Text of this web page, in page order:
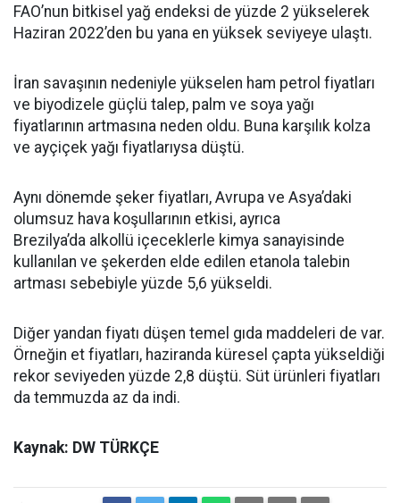
FAO’nun bitkisel yağ endeksi de yüzde 2 yükselerek
Haziran 2022’den bu yana en yüksek seviyeye ulaştı.
İran savaşının nedeniyle yükselen ham petrol fiyatları
ve biyodizele güçlü talep, palm ve soya yağı
fiyatlarının artmasına neden oldu. Buna karşılık kolza
ve ayçiçek yağı fiyatlarıysa düştü.
Aynı dönemde şeker fiyatları, Avrupa ve Asya’daki
olumsuz hava koşullarının etkisi, ayrıca
Brezilya’da alkollü içeceklerle kimya sanayisinde
kullanılan ve şekerden elde edilen etanola talebin
artması sebebiyle yüzde 5,6 yükseldi.
Diğer yandan fiyatı düşen temel gıda maddeleri de var.
Örneğin et fiyatları, haziranda küresel çapta yükseldiği
rekor seviyeden yüzde 2,8 düştü. Süt ürünleri fiyatları
da temmuzda az da indi.
Kaynak: DW TÜRKÇE